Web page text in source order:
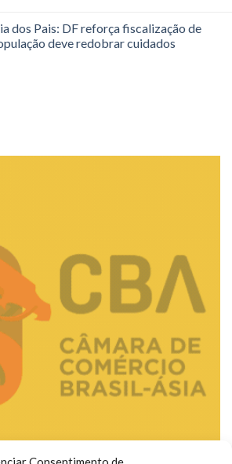
dos Pais: DF reforça fiscalização de
deve redobrar cuidados